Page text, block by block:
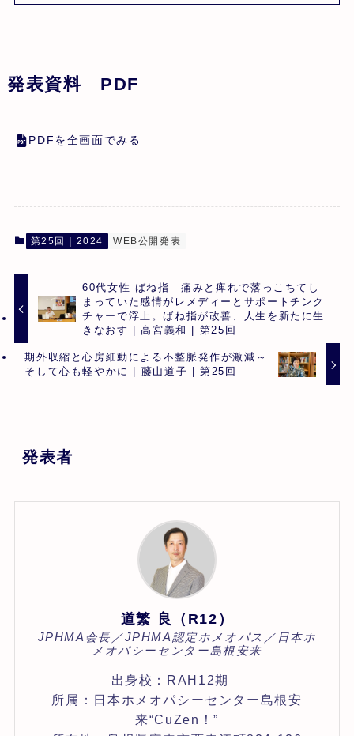
発表資料 PDF
PDFを全画面でみる
第25回｜2024 WEB公開発表
60代女性 ばね指 痛みと痺れで落っこちてし
まっていた感情がレメディーとサポートチンク
チャーで浮上。ばね指が改善、人生を新たに生
きなおす | 高宮義和 | 第25回
期外収縮と心房細動による不整脈発作が激減～
そして心も軽やかに | 藤山道子 | 第25回
発表者
道繁 良（R12）
JPHMA会長／JPHMA認定ホメオパス／日本ホ
メオパシーセンター島根安来
出身校：RAH12期
所属：日本ホメオパシーセンター島根安
来“CuZen！”